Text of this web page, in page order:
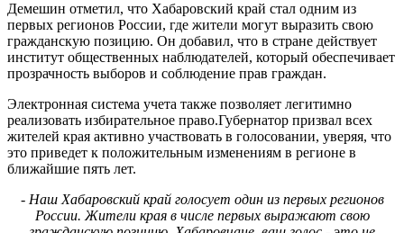
Демешин отметил, что Хабаровский край стал одним из
первых регионов России, где жители могут выразить свою
гражданскую позицию. Он добавил, что в стране действует
институт общественных наблюдателей, который обеспечивает
прозрачность выборов и соблюдение прав граждан.
Электронная система учета также позволяет легитимно
реализовать избирательное право.Губернатор призвал всех
жителей края активно участвовать в голосовании, уверяя, что
это приведет к положительным изменениям в регионе в
ближайшие пять лет.
- Наш Хабаровский край голосует один из первых регионов
России. Жители края в числе первых выражают свою